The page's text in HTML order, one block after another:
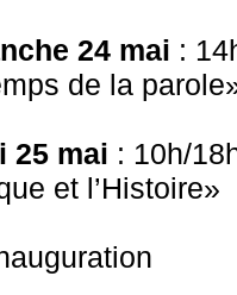
24 mai :
de la
25 mai : 10h/
et l’Histoire»